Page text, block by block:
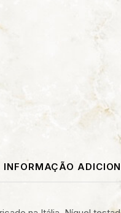
INFORMAÇÃO